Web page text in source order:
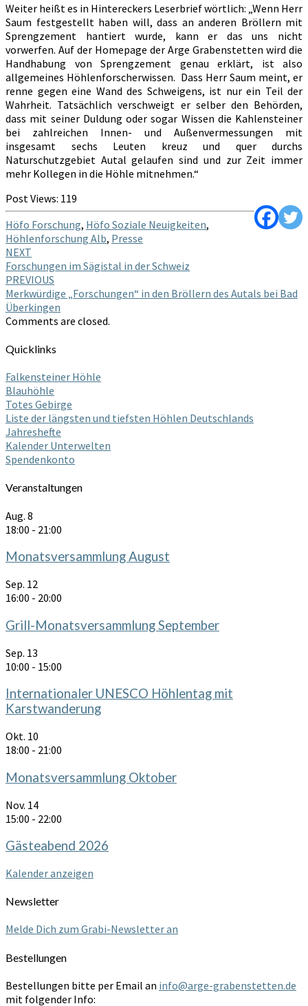
Weiter heißt es in Hintereckers Leserbrief wörtlich: „Wenn Herr
Saum festgestellt haben will, dass an anderen Bröllern mit
Sprengzement hantiert wurde, kann er das uns nicht
vorwerfen. Auf der Homepage der Arge Grabenstetten wird die
Handhabung von Sprengzement genau erklärt, ist also
allgemeines Höhlenforscherwissen. Dass Herr Saum meint, er
renne gegen eine Wand des Schweigens, ist nur ein Teil der
Wahrheit. Tatsächlich verschweigt er selber den Behörden,
dass mit seiner Duldung oder sogar Wissen die Kahlensteiner
bei zahlreichen Innen- und Außenvermessungen mit
insgesamt sechs Leuten kreuz und quer durchs
Naturschutzgebiet Autal gelaufen sind und zur Zeit immer
mehr Kollegen in die Höhle mitnehmen.“
Post Views: 119
Höfo Forschung, Höfo Soziale Neuigkeiten,
Höhlenforschung Alb, Presse
Post
navigation
NEXT
Forschungen im Sägistal in der Schweiz
PREVIOUS
Merkwürdige „Forschungen“ in den Bröllern des Autals bei Bad
Überkingen
Comments are closed.
Quicklinks
Falkensteiner Höhle
Blauhöhle
Totes Gebirge
Liste der längsten und tiefsten Höhlen Deutschlands
Jahreshefte
Kalender Unterwelten
Spendenkonto
Veranstaltungen
Aug. 8
18:00 - 21:00
Monatsversammlung August
Sep. 12
16:00 - 20:00
Grill-Monatsversammlung September
Sep. 13
10:00 - 15:00
Internationaler UNESCO Höhlentag mit
Karstwanderung
Okt. 10
18:00 - 21:00
Monatsversammlung Oktober
Nov. 14
15:00 - 22:00
Gästeabend 2026
Kalender anzeigen
Newsletter
Melde Dich zum Grabi-Newsletter an
Bestellungen
Bestellungen bitte per Email an info@arge-grabenstetten.de
mit folgender Info: